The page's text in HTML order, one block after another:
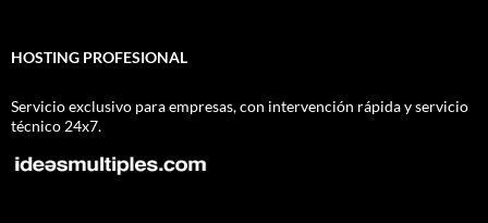
HOSTING PROFESIONAL
Servicio exclusivo para empresas, con intervención rápida y servicio
técnico 24x7.